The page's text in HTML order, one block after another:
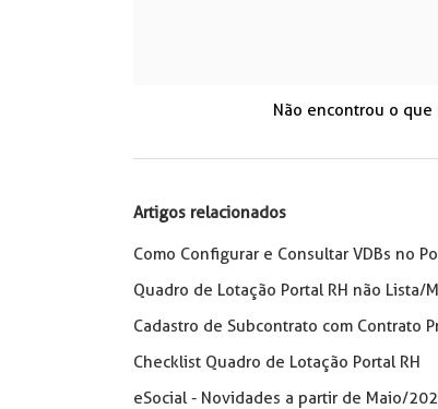
Não encontrou o que
Artigos relacionados
Como Configurar e Consultar VDBs no
Quadro de Lotação Portal RH não Lista/
Cadastro de Subcontrato com Contrato
Checklist Quadro de Lotação Portal RH
eSocial - Novidades a partir de Maio/